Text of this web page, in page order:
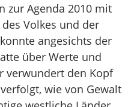
zur Agenda 2010 mit
Volkes und der
angesichts der
über Werte und
verwundert den Kopf
wie von Gewalt